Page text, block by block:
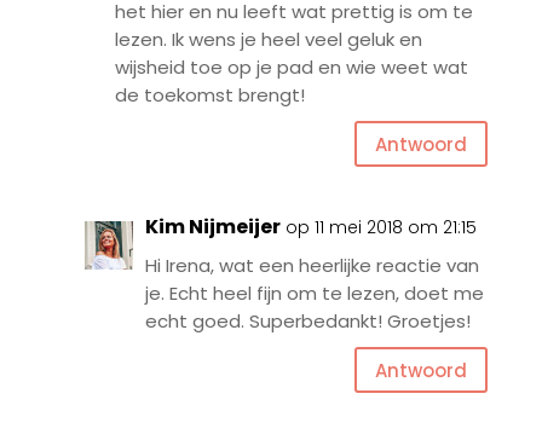
het hier en nu leeft wat prettig is om te
lezen. Ik wens je heel veel geluk en
wijsheid toe op je pad en wie weet wat
de toekomst brengt!
Antwoord
Kim Nijmeijer op 11 mei 2018 om 21:15
Hi Irena, wat een heerlijke reactie van
je. Echt heel fijn om te lezen, doet me
echt goed. Superbedankt! Groetjes!
Antwoord